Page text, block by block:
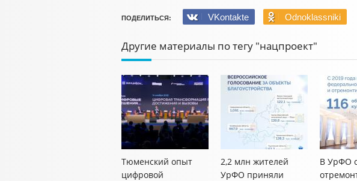
ПОДЕЛИТЬСЯ: VKontakte Odnoklassniki
Другие материалы по тегу "нацпроект"
Тюменский опыт
цифровой
2,2 млн жителей
УрФО приняли
В УрФО